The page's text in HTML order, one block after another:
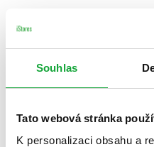
Souhlas
Tato webová stránka
K personalizaci obsahu a